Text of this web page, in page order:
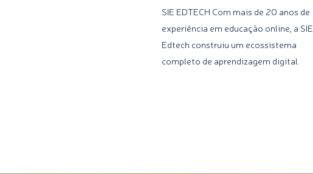
SIE EDTECH Com mais de 20 anos de
experiência em educação online, a SIE
Edtech construiu um ecossistema
completo de aprendizagem digital.